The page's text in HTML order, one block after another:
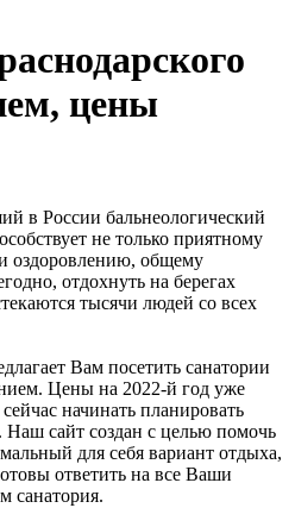
цены
в России бальнеологический
не только приятному
оздоровлению, общему
отдохнуть на берегах
тысячи людей со всех
Вам посетить санатории
Цены на 2022-й год уже
начинать планировать
сайт создан с целью помочь
для себя вариант отдыха,
ответить на все Ваши
санатория.